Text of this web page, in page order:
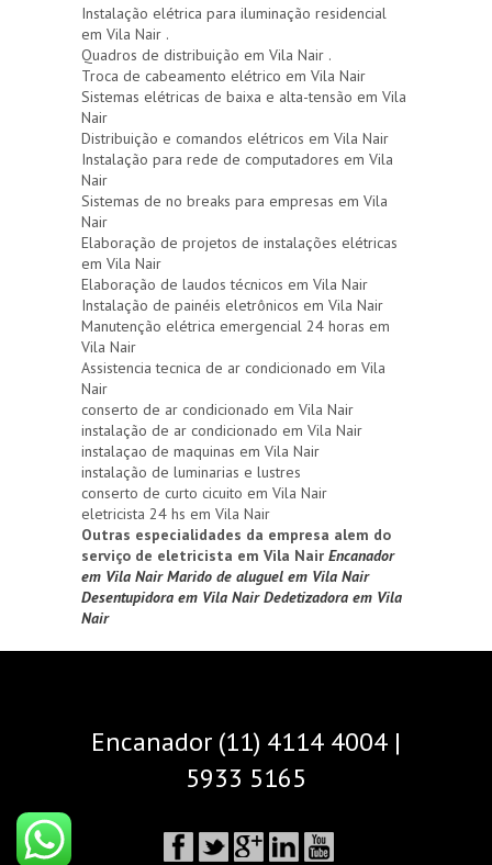
Instalação elétrica para iluminação residencial
em Vila Nair .
Quadros de distribuição em Vila Nair .
Troca de cabeamento elétrico em Vila Nair
Sistemas elétricas de baixa e alta-tensão em Vila
Nair
Distribuição e comandos elétricos em Vila Nair
Instalação para rede de computadores em Vila
Nair
Sistemas de no breaks para empresas em Vila
Nair
Elaboração de projetos de instalações elétricas
em Vila Nair
Elaboração de laudos técnicos em Vila Nair
Instalação de painéis eletrônicos em Vila Nair
Manutenção elétrica emergencial 24 horas em
Vila Nair
Assistencia tecnica de ar condicionado em Vila
Nair
conserto de ar condicionado em Vila Nair
instalação de ar condicionado em Vila Nair
instalaçao de maquinas em Vila Nair
instalação de luminarias e lustres
conserto de curto cicuito em Vila Nair
eletricista 24 hs em Vila Nair
Outras especialidades da empresa alem do
serviço de eletricista em Vila Nair Encanador
em Vila NairMarido de aluguel em Vila Nair
Desentupidora em Vila NairDedetizadora em Vila
Nair
Encanador (11) 4114 4004 |
5933 5165